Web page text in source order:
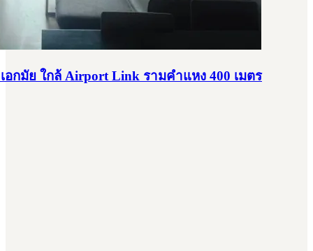
อกมัย ใกล้ Airport Link รามคำแหง 400 เมตร